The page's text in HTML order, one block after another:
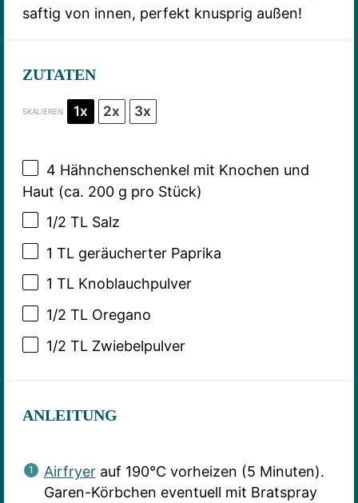
saftig von innen, perfekt knusprig außen!
ZUTATEN
SKALIEREN 1x 2x 3x
4 Hähnchenschenkel mit Knochen und
Haut (ca. 200 g pro Stück)
1/2 TL Salz
1 TL geräucherter Paprika
1 TL Knoblauchpulver
1/2 TL Oregano
1/2 TL Zwiebelpulver
ANLEITUNG
Airfryerauf 190°C vorheizen (5 Minuten).
Garen-Körbchen eventuell mit Bratspray